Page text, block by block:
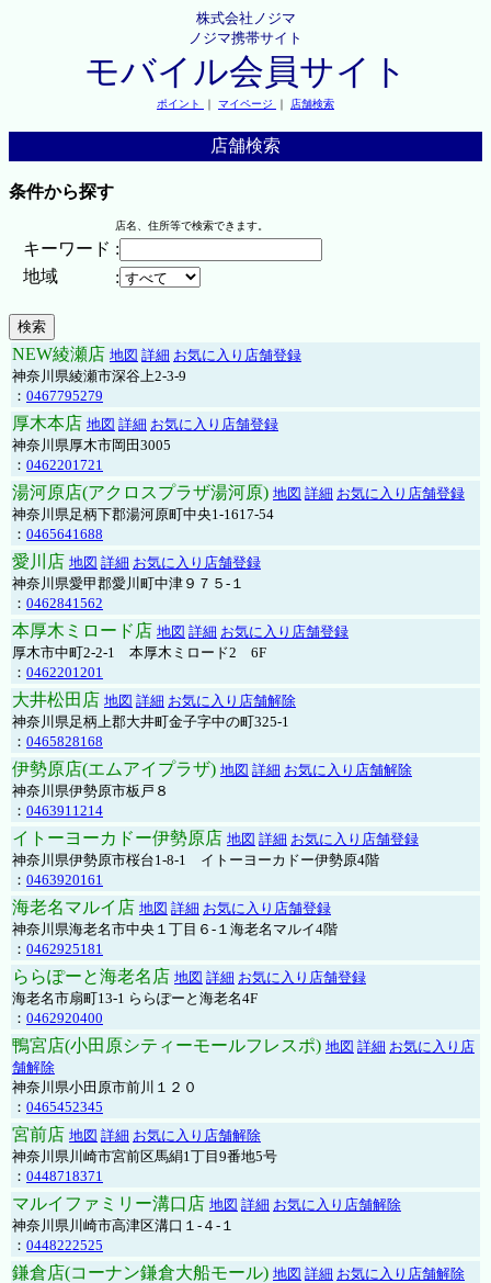
株式会社ノジマ
ノジマ携帯サイト
モバイル会員サイト
ポイント ｜ マイページ ｜ 店舗検索
店舗検索
条件から探す
店名、住所等で検索できます。
キーワード :
地域
:
NEW綾瀬店 地図 詳細 お気に入り店舗登録
神奈川県綾瀬市深谷上2-3-9
： 0467795279
厚木本店 地図 詳細 お気に入り店舗登録
神奈川県厚木市岡田3005
： 0462201721
湯河原店(アクロスプラザ湯河原) 地図 詳細 お気に入り店舗登録
神奈川県足柄下郡湯河原町中央1-1617-54
： 0465641688
愛川店 地図 詳細 お気に入り店舗登録
神奈川県愛甲郡愛川町中津９７５-１
： 0462841562
本厚木ミロード店 地図 詳細 お気に入り店舗登録
厚木市中町2-2-1 本厚木ミロード2 6F
： 0462201201
大井松田店 地図 詳細 お気に入り店舗解除
神奈川県足柄上郡大井町金子字中の町325-1
： 0465828168
伊勢原店(エムアイプラザ) 地図 詳細 お気に入り店舗解除
神奈川県伊勢原市板戸８
： 0463911214
イトーヨーカドー伊勢原店 地図 詳細 お気に入り店舗登録
神奈川県伊勢原市桜台1-8-1 イトーヨーカドー伊勢原4階
： 0463920161
海老名マルイ店 地図 詳細 お気に入り店舗登録
神奈川県海老名市中央１丁目６-１海老名マルイ4階
： 0462925181
ららぽーと海老名店 地図 詳細 お気に入り店舗登録
海老名市扇町13-1 ららぽーと海老名4F
： 0462920400
鴨宮店(小田原シティーモールフレスポ) 地図 詳細 お気に入り店
舗解除
神奈川県小田原市前川１２０
： 0465452345
宮前店 地図 詳細 お気に入り店舗解除
神奈川県川崎市宮前区馬絹1丁目9番地5号
： 0448718371
マルイファミリー溝口店 地図 詳細 お気に入り店舗解除
神奈川県川崎市高津区溝口１-４-１
： 0448222525
鎌倉店(コーナン鎌倉大船モール) 地図 詳細 お気に入り店舗解除